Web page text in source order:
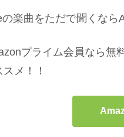
楽曲をただで聞くなら
プライム会員なら無
スメ！！